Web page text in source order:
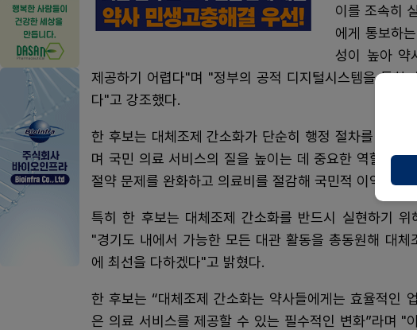
이를 조속히
에게 통보하
성이 높아 약
제공하기 어렵다"며 "정부의 공적 디지털시스템을 통한
다"고 강조했다.
한 후보는 대체조제 간소화가 단순히 행정 절차를 개선
며 국민 의료 서비스의 질을 높이는 데 중요한 역할을
절약 문제를 완화하고 의료비를 절감해 국민적 이익을 창
특히 한 후보는 대체조제 간소화를 반드시 실현하기 위
"경기도 내에서 가능한 모든 대관 활동을 총동원해 대
에 최선을 다하겠다"고 밝혔다.
한 후보는 “대체조제 간소화는 약사들에게는 효율적인
은 의료 서비스를 제공할 수 있는 필수적인 변화”라며 "